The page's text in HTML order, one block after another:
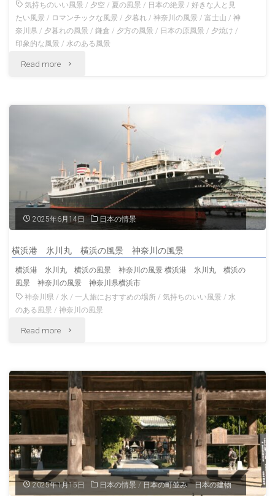
景"
横
浜
の
奈
川
の
気持ちのいい風景 / 夕空 / 夏の風景 / 日本の絶景 /好きな人と見
たい風景 / ロマンチックな風景 / 夕暮れ /神奈川の風景 /富士山 /神
奈川県 / 夕暮れの風景 /鎌倉 / 夕方の風景 / 日本の原風景 / 夕焼け /
印象的な風景 /水のある風景
Read more "夏
夕
焼
け
江
の
島
と
士
山
夏
の
神
2025年6月14日 日本の情景
横浜港 氷川丸 横浜の風景 神奈川の風景
横浜港 氷川丸 横浜の風景 神奈川の風景 横浜港 氷川丸 横浜の
風景 神奈川の風景 神奈川県横浜市
神奈川県 / 氷 /一人旅におすすめの場所 /気持ちのいい風景 / 水
のある風景 /神奈川の風景
Read more "横
港
氷
丸
横
2025年1月15日 日本の情景 / 日本の町並み 日本の建物